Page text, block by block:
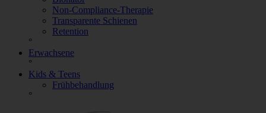
Non-Compliance-Therapie
Transparente Schienen
Retention
°
Erwachsene
°
Kids & Teens
Frühbehandlung
°